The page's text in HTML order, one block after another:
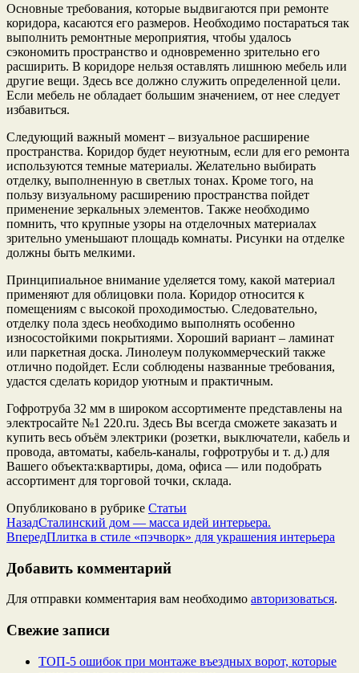
Основные требования, которые выдвигаются при ремонте
коридора, касаются его размеров. Необходимо постараться так
выполнить ремонтные мероприятия, чтобы удалось
сэкономить пространство и одновременно зрительно его
расширить. В коридоре нельзя оставлять лишнюю мебель или
другие вещи. Здесь все должно служить определенной цели.
Если мебель не обладает большим значением, от нее следует
избавиться.
Следующий важный момент – визуальное расширение
пространства. Коридор будет неуютным, если для его ремонта
используются темные материалы. Желательно выбирать
отделку, выполненную в светлых тонах. Кроме того, на
пользу визуальному расширению пространства пойдет
применение зеркальных элементов. Также необходимо
помнить, что крупные узоры на отделочных материалах
зрительно уменьшают площадь комнаты. Рисунки на отделке
должны быть мелкими.
Принципиальное внимание уделяется тому, какой материал
применяют для облицовки пола. Коридор относится к
помещениям с высокой проходимостью. Следовательно,
отделку пола здесь необходимо выполнять особенно
износостойкими покрытиями. Хороший вариант – ламинат
или паркетная доска. Линолеум полукоммерческий также
отлично подойдет. Если соблюдены названные требования,
удастся сделать коридор уютным и практичным.
Гофротруба 32 мм в широком ассортименте представлены на
электросайте №1 220.ru. Здесь Вы всегда сможете заказать и
купить весь объём электрики (розетки, выключатели, кабель и
провода, автоматы, кабель-каналы, гофротрубы и т. д.) для
Вашего объекта:квартиры, дома, офиса — или подобрать
ассортимент для торговой точки, склада.
Опубликовано в рубрике Статьи
НазадСталинский дом — масса идей интерьера.
ВпередПлитка в стиле «пэчворк» для украшения интерьера
Добавить комментарий
Для отправки комментария вам необходимо авторизоваться.
Свежие записи
ТОП-5 ошибок при монтаже въездных ворот, которые